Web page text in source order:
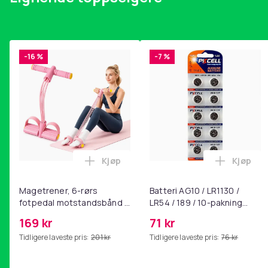
11. Tyna bort
12. Nu släckas tusen människoliv
Enheter i pakken: 1
Artikkel nr.
Produktsikkerhetsinformasjon
-16 %
Magetrener, 6-rørs
fotpedal motstandsbånd -
yoga og
hjemmegymnastikk Pink
169 kr
Tidligere laveste pris: 201 kr
Legg Magetrener, 6-rørs fotpedal
Kjøp
-7 %
Batteri AG10 / LR1130 /
LR54 / 189 / 10-pakning
71 kr
Tidligere laveste pris: 76 kr
Legg
Kjøp